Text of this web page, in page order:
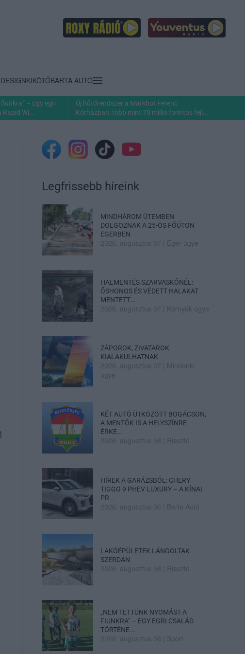
KIKÖTŐBARTA AUTÓ
– Egy egri
Wi...
Új hűtőrendszer a Markhot Ferenc
Kórházban: több mint 70 millió forintos fejl...
Legfrissebb híreink
MINDHÁROM ÜTEMBEN
DOLGOZNAK A 25-ÖS FŐÚTON
EGERBEN
2026. augusztus 07 Eger ügye
HALMENTÉS SZARVASKŐNÉL:
ŐSHONOS ÉS VÉDETT HALAKAT
MENTETT...
2026. augusztus 07 Környék ügye
ZÁPOROK, ZIVATAROK
KIALAKULHATNAK
2026. augusztus 07
Mindenki
ügye
KÉT AUTÓ ÜTKÖZÖTT BOGÁCSON,
A MENTŐK IS A HELYSZÍNRE
ÉRKE...
2026. augusztus 06 Riasztó
HÍREK A GARÁZSBÓL: CHERY
TIGGO 9 PHEV LUXURY – A KÍNAI
PR...
2026. augusztus 06 Barta Autó
LAKÓÉPÜLETEK LÁNGOLTAK
SZERDÁN
2026. augusztus 06 Riasztó
„NEM TETTÜNK NYOMÁST A
FIUNKRA” – EGY EGRI CSALÁD
TÖRTÉNE...
2026. augusztus 06 Sport